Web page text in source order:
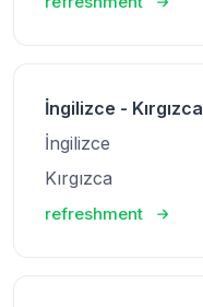
İngilizce - Kırgızca
İngilizce
Kırgızca
refreshment